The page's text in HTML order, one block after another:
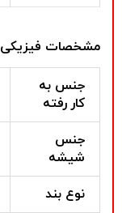
مشخصات فیزیکی
جنس به
کار رفته
جنس
شیشه
نوع بند